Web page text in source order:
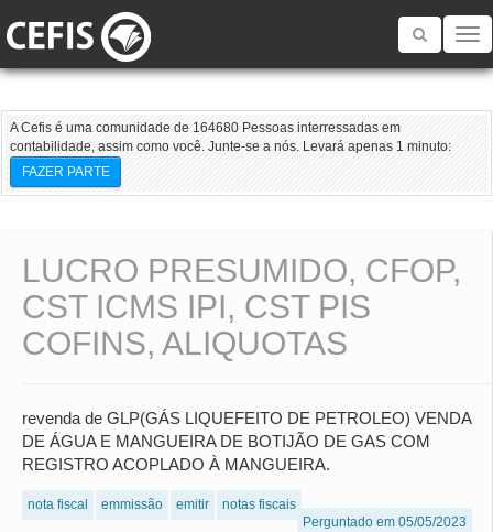
Toggle
A Cefis é uma comunidade de 164680 Pessoas interressadas em
contabilidade, assim como você. Junte-se a nós. Levará apenas 1 minuto:
FAZER PARTE
LUCRO PRESUMIDO, CFOP,
CST ICMS IPI, CST PIS
COFINS, ALIQUOTAS
revenda de GLP(GÁS LIQUEFEITO DE PETROLEO) VENDA
DE ÁGUA E MANGUEIRA DE BOTIJÃO DE GAS COM
REGISTRO ACOPLADO À MANGUEIRA.
nota fiscal emmissão emitir
notas fiscais
Perguntado em 05/05/2023